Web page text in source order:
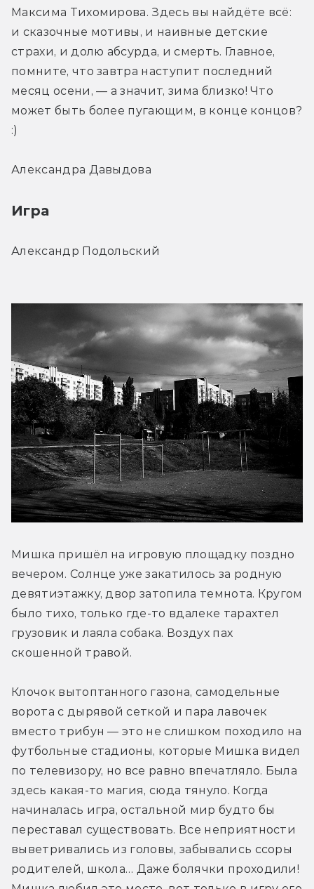
Максима Тихомирова. Здесь вы найдёте всё:
и сказочные мотивы, и наивные детские
страхи, и долю абсурда, и смерть. Главное,
помните, что завтра наступит последний
месяц осени, — а значит, зима близко! Что
может быть более пугающим, в конце концов?
:)
Александра Давыдова
Игра
Александр Подольский
Мишка пришёл на игровую площадку поздно
вечером. Солнце уже закатилось за родную
девятиэтажку, двор затопила темнота. Кругом
было тихо, только где-то вдалеке тарахтел
грузовик и лаяла собака. Воздух пах
скошенной травой.
Клочок вытоптанного газона, самодельные
ворота с дырявой сеткой и пара лавочек
вместо трибун — это не слишком походило на
футбольные стадионы, которые Мишка видел
по телевизору, но все равно впечатляло. Была
здесь какая-то магия, сюда тянуло. Когда
начиналась игра, остальной мир будто бы
переставал существовать. Все неприятности
выветривались из головы, забывались ссоры
родителей, школа… Даже болячки проходили!